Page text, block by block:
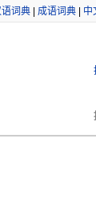
词典 成语词典 中